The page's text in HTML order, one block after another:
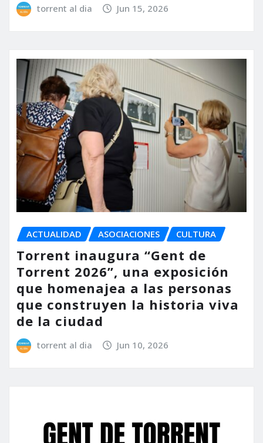
torrent al dia Jun 15, 2026
ACTUALIDAD ASOCIACIONES CULTURA
Torrent inaugura “Gent de
Torrent 2026”, una exposición
que homenajea a las personas
que construyen la historia viva
de la ciudad
torrent al dia Jun 10, 2026